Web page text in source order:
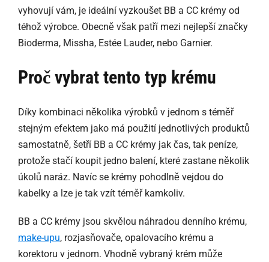
vyhovují vám, je ideální vyzkoušet BB a CC krémy od
téhož výrobce. Obecně však patří mezi nejlepší značky
Bioderma, Missha, Estée Lauder, nebo Garnier.
Proč vybrat tento typ krému
Díky kombinaci několika výrobků v jednom s téměř
stejným efektem jako má použití jednotlivých produktů
samostatně, šetří BB a CC krémy jak čas, tak peníze,
protože stačí koupit jedno balení, které zastane několik
úkolů naráz. Navíc se krémy pohodlně vejdou do
kabelky a lze je tak vzít téměř kamkoliv.
BB a CC krémy jsou skvělou náhradou denního krému,
make-upu, rozjasňovače, opalovacího krému a
korektoru v jednom. Vhodně vybraný krém může